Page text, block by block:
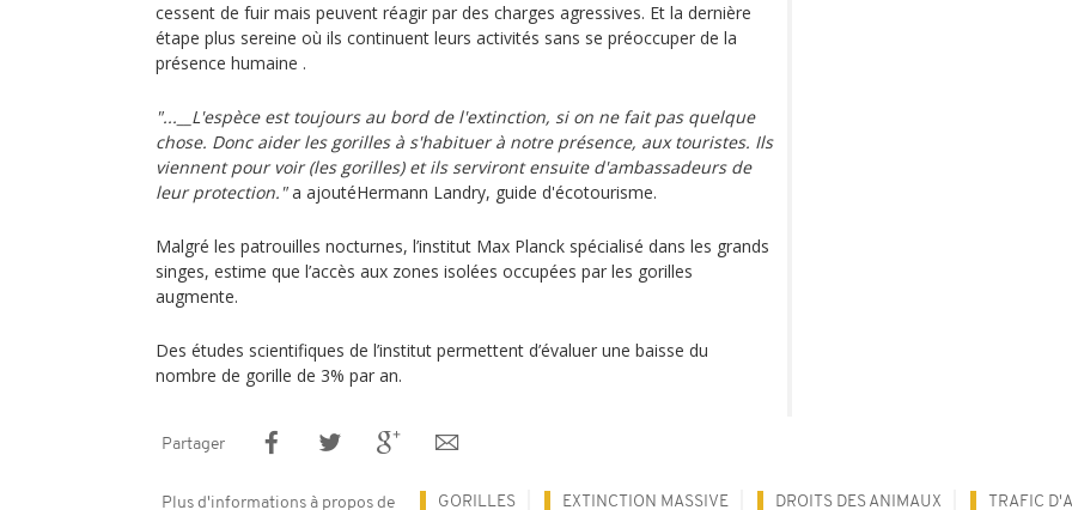
cessent de fuir mais peuvent réagir par des charges agressives. Et la dernière
étape plus sereine où ils continuent leurs activités sans se préoccuper de la
présence humaine .
"...__L'espèce est toujours au bord de l'extinction, si on ne fait pas quelque
chose. Donc aider les gorilles à s'habituer à notre présence, aux touristes. Ils
viennent pour voir (les gorilles) et ils serviront ensuite d'ambassadeurs de
leur protection."a ajoutéHermann Landry, guide d'écotourisme.
Malgré les patrouilles nocturnes, l’institut Max Planck spécialisé dans les grands
singes, estime que l’accès aux zones isolées occupées par les gorilles
augmente.
Des études scientifiques de l’institut permettent d’évaluer une baisse du
nombre de gorille de 3% par an.
Partager
Plus d'informations à propos de GORILLES EXTINCTION MASSIVE DROITS DES ANIMAUX TRAFIC